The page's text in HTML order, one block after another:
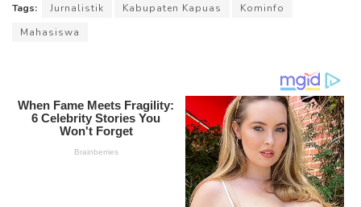
Tags: Jurnalistik Kabupaten Kapuas
Kominfo
Mahasiswa